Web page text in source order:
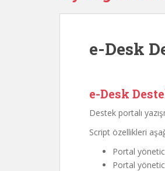
e-Desk
e-Desk
Destek portalı
Script özellikleri
Portal
Portal